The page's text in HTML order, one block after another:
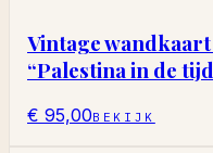
Vintage
“Palestina in de
€ 95,00BEKIJK